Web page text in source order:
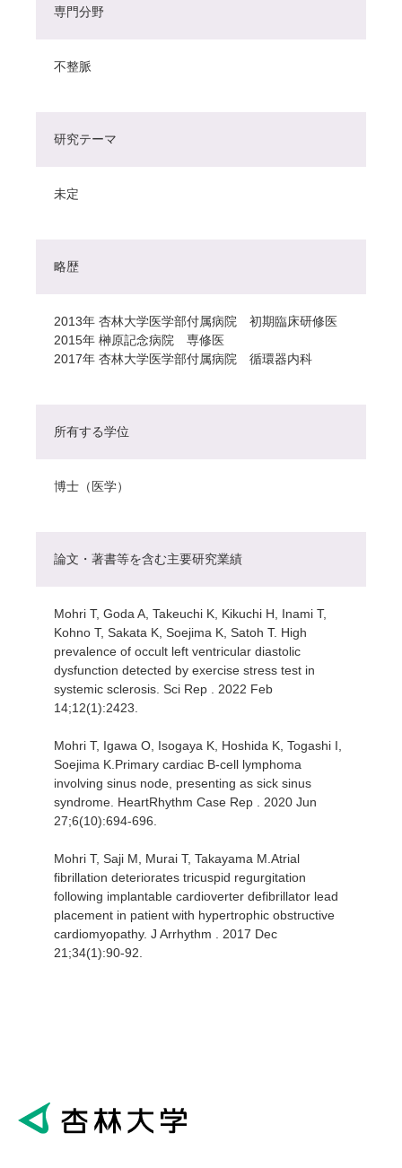
専門分野
不整脈
研究テーマ
未定
略歴
2013年 杏林大学医学部付属病院 初期臨床研修医
2015年 榊原記念病院 専修医
2017年 杏林大学医学部付属病院 循環器内科
所有する学位
博士（医学）
論文・著書等を含む主要研究業績
Mohri T, Goda A, Takeuchi K, Kikuchi H, Inami T,
Kohno T, Sakata K, Soejima K, Satoh T. High
prevalence of occult left ventricular diastolic
dysfunction detected by exercise stress test in
systemic sclerosis. Sci Rep . 2022 Feb
14;12(1):2423.
Mohri T, Igawa O, Isogaya K, Hoshida K, Togashi I,
Soejima K.Primary cardiac B-cell lymphoma
involving sinus node, presenting as sick sinus
syndrome. HeartRhythm Case Rep . 2020 Jun
27;6(10):694-696.
Mohri T, Saji M, Murai T, Takayama M.Atrial
fibrillation deteriorates tricuspid regurgitation
following implantable cardioverter defibrillator lead
placement in patient with hypertrophic obstructive
cardiomyopathy. J Arrhythm . 2017 Dec
21;34(1):90-92.